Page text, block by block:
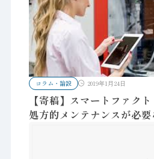
コラム・論説 2019年1月24日
【寄稿】スマートファク
処方的メンテナンスが必要